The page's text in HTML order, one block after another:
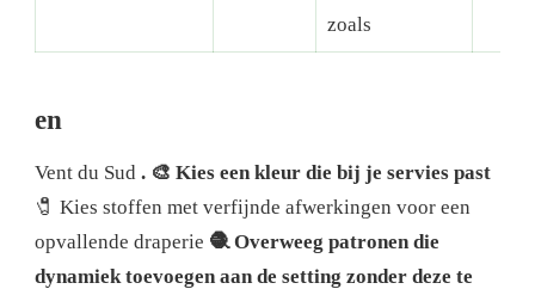
zoals
en
Vent du Sud . 🎨 Kies een kleur die bij je servies past
🧷 Kies stoffen met verfijnde afwerkingen voor een
opvallende draperie 🧶 Overweeg patronen die
dynamiek toevoegen aan de setting zonder deze te